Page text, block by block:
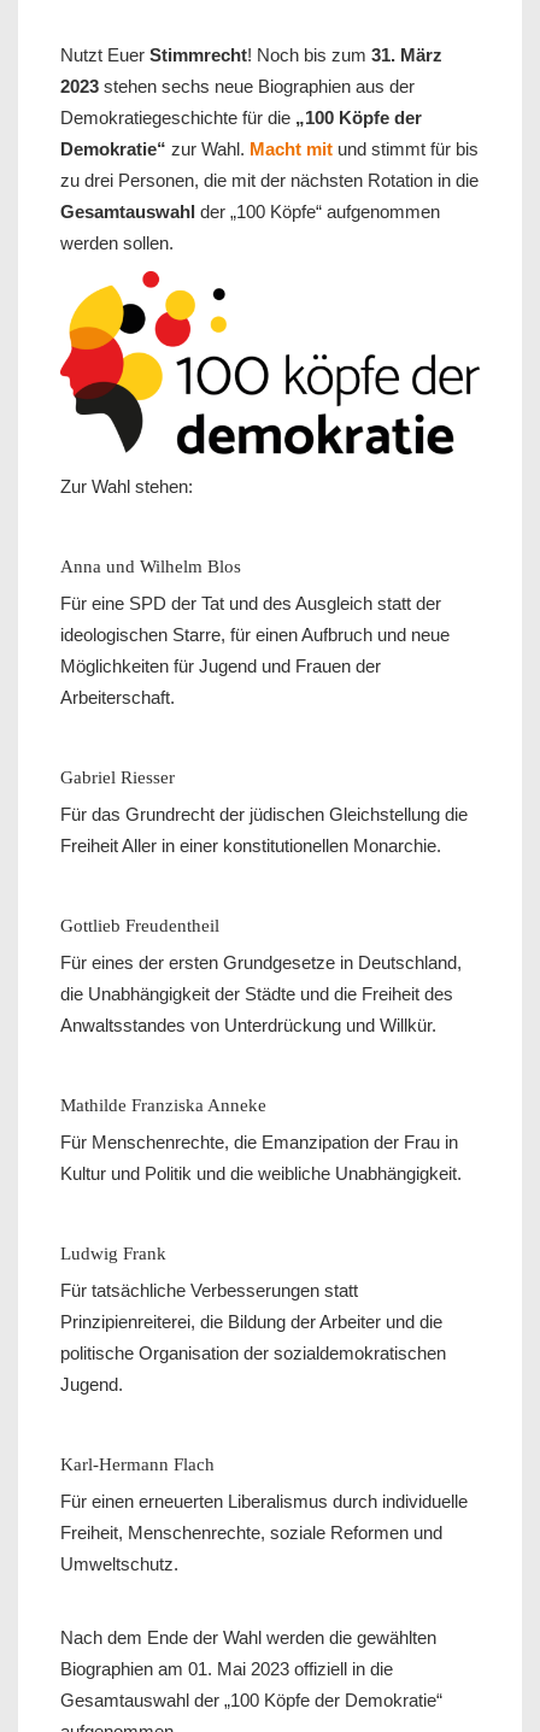
Nutzt Euer Stimmrecht! Noch bis zum 31. März
2023 stehen sechs neue Biographien aus der
Demokratiegeschichte für die „100 Köpfe der
Demokratie“ zur Wahl. Macht mit und stimmt für bis
zu drei Personen, die mit der nächsten Rotation in die
Gesamtauswahl der „100 Köpfe“ aufgenommen
werden sollen.
Zur Wahl stehen:
Anna und Wilhelm Blos
Für eine SPD der Tat und des Ausgleich statt der
ideologischen Starre, für einen Aufbruch und neue
Möglichkeiten für Jugend und Frauen der
Arbeiterschaft.
Gabriel Riesser
Für das Grundrecht der jüdischen Gleichstellung die
Freiheit Aller in einer konstitutionellen Monarchie.
Gottlieb Freudentheil
Für eines der ersten Grundgesetze in Deutschland,
die Unabhängigkeit der Städte und die Freiheit des
Anwaltsstandes von Unterdrückung und Willkür.
Mathilde Franziska Anneke
Für Menschenrechte, die Emanzipation der Frau in
Kultur und Politik und die weibliche Unabhängigkeit.
Ludwig Frank
Für tatsächliche Verbesserungen statt
Prinzipienreiterei, die Bildung der Arbeiter und die
politische Organisation der sozialdemokratischen
Jugend.
Karl-Hermann Flach
Für einen erneuerten Liberalismus durch individuelle
Freiheit, Menschenrechte, soziale Reformen und
Umweltschutz.
Nach dem Ende der Wahl werden die gewählten
Biographien am 01. Mai 2023 offiziell in die
Gesamtauswahl der „100 Köpfe der Demokratie“